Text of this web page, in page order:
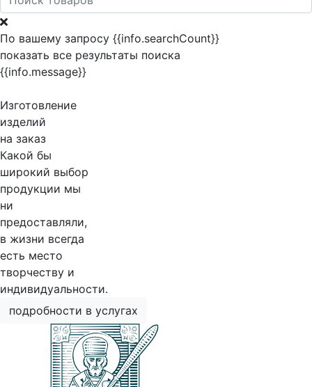
По вашему запросу {{info.searchCount}}
показать все результаты поиска
{{info.message}}
Изготовление
изделий
на заказ
Какой бы
широкий выбор
продукции мы
ни
предоставляли,
в жизни всегда
есть место
творчеству и
индивидуальности.
подробности в услугах